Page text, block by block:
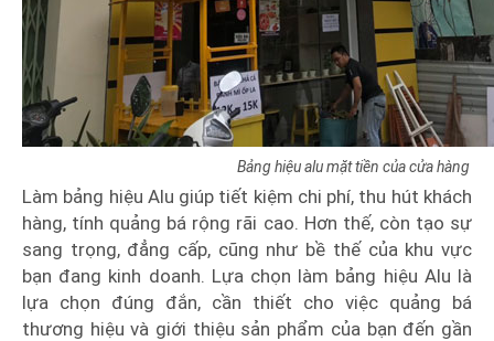
Bảng hiệu alu mặt tiền của cửa hàng
Làm bảng hiệu Alu giúp tiết kiệm chi phí, thu hút khách
hàng, tính quảng bá rộng rãi cao. Hơn thế, còn tạo sự
sang trọng, đẳng cấp, cũng như bề thế của khu vực
bạn đang kinh doanh. Lựa chọn làm bảng hiệu Alu là
lựa chọn đúng đắn, cần thiết cho việc quảng bá
thương hiệu và giới thiệu sản phẩm của bạn đến gần